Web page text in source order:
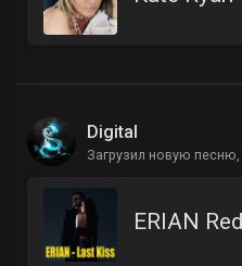
Digital
Загрузил новую песню,